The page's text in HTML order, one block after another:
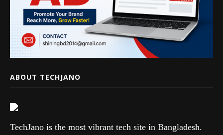
ABOUT TECHJANO
TechJano is the most vibrant tech site in Bangladesh.